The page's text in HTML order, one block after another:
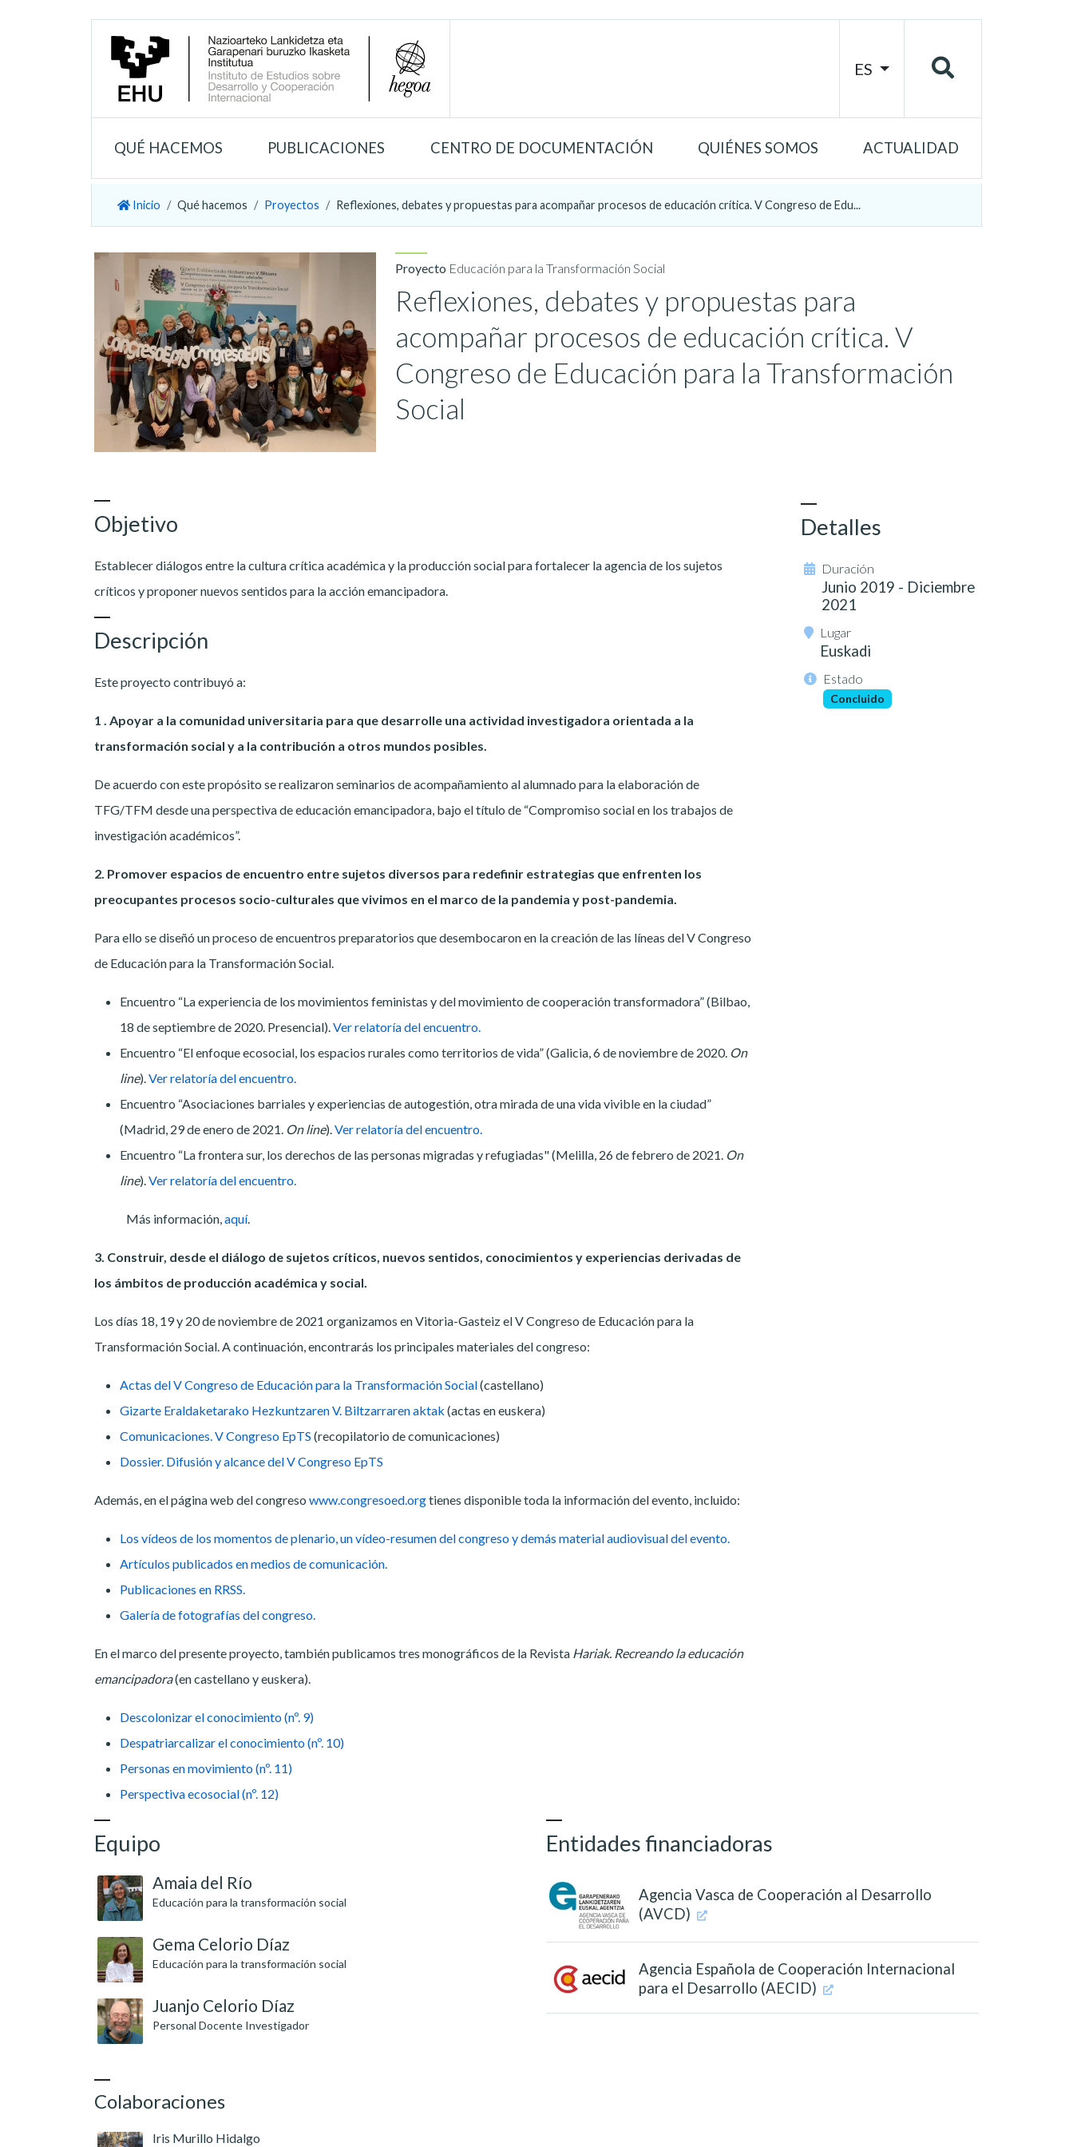
ES
QUÉ HACEMOS PUBLICACIONES CENTRO DE DOCUMENTACIÓN QUIÉNES SOMOS ACTUALIDAD
Inicio Qué hacemos Proyectos Reflexiones, debates y propuestas para acompañar procesos de educación crítica. V Congreso de Edu...
Proyecto Educación para la Transformación Social
Reflexiones, debates y propuestas para
acompañar procesos de educación crítica. V
Congreso de Educación para la Transformación
Social
Objetivo
Establecer diálogos entre la cultura crítica académica y la producción social para fortalecer la agencia de los sujetos
críticos y proponer nuevos sentidos para la acción emancipadora.
Descripción
Este proyecto contribuyó a:
1 . Apoyar a la comunidad universitaria para que desarrolle una actividad investigadora orientada a la
transformación social y a la contribución a otros mundos posibles.
De acuerdo con este propósito se realizaron seminarios de acompañamiento al alumnado para la elaboración de
TFG/TFM desde una perspectiva de educación emancipadora, bajo el título de “Compromiso social en los trabajos de
investigación académicos”.
2. Promover espacios de encuentro entre sujetos diversos para redefinir estrategias que enfrenten los
preocupantes procesos socio-culturales que vivimos en el marco de la pandemia y post-pandemia.
Para ello se diseñó un proceso de encuentros preparatorios que desembocaron en la creación de las líneas del V Congreso
de Educación para la Transformación Social.
Encuentro “La experiencia de los movimientos feministas y del movimiento de cooperación transformadora” (Bilbao,
18 de septiembre de 2020. Presencial).Ver relatoría del encuentro.
Encuentro “El enfoque ecosocial, los espacios rurales como territorios de vida” (Galicia, 6 de noviembre de 2020. On
line).Ver relatoría del encuentro.
Encuentro “Asociaciones barriales y experiencias de autogestión, otra mirada de una vida vivible en la ciudad”
(Madrid, 29 de enero de 2021. On line).Ver relatoría del encuentro.
Encuentro “La frontera sur, los derechos de las personas migradas y refugiadas" (Melilla, 26 de febrero de 2021. On
line).Ver relatoría del encuentro.
Más información,aquí.
3. Construir, desde el diálogo de sujetos críticos, nuevos sentidos, conocimientos y experiencias derivadas de
los ámbitos de producción académica y social.
Los días 18, 19 y 20 de noviembre de 2021 organizamos en Vitoria-Gasteiz el V Congreso de Educación para la
Transformación Social. A continuación, encontrarás los principales materiales del congreso:
Actas del V Congreso de Educación para la Transformación Social(castellano)
Gizarte Eraldaketarako Hezkuntzaren V. Biltzarraren aktak (actas en euskera)
Comunicaciones. V Congreso EpTS (recopilatorio de comunicaciones)
Dossier. Difusión y alcance del V Congreso EpTS
Además, en el página web del congreso www.congresoed.orgtienes disponible toda la información del evento, incluido:
Los vídeos de los momentos de plenario, un vídeo-resumen del congreso y demás material audiovisual del evento.
Artículos publicados en medios de comunicación.
Publicaciones en RRSS.
Galería de fotografías del congreso.
En el marco del presente proyecto, también publicamos tres monográficos de la Revista Hariak. Recreando la educación
emancipadora(en castellano y euskera).
Descolonizar el conocimiento (nº. 9)
Despatriarcalizar el conocimiento (nº. 10)
Personas en movimiento (nº. 11)
Perspectiva ecosocial (nº. 12)
Detalles
Duración
Junio 2019 - Diciembre
2021
Lugar
Euskadi
Estado
Concluido
Equipo
Amaia del Río
Educación para la transformación social
Gema Celorio Díaz
Educación para la transformación social
Juanjo Celorio Díaz
Personal Docente Investigador
Colaboraciones
Iris Murillo Hidalgo
Entidades financiadoras
Agencia Vasca de Cooperación al Desarrollo
(AVCD)
Agencia Española de Cooperación Internacional
para el Desarrollo (AECID)